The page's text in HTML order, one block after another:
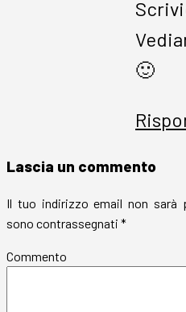
🙂
Lascia un commento
Il tuo indirizzo email non sarà
sono contrassegnati *